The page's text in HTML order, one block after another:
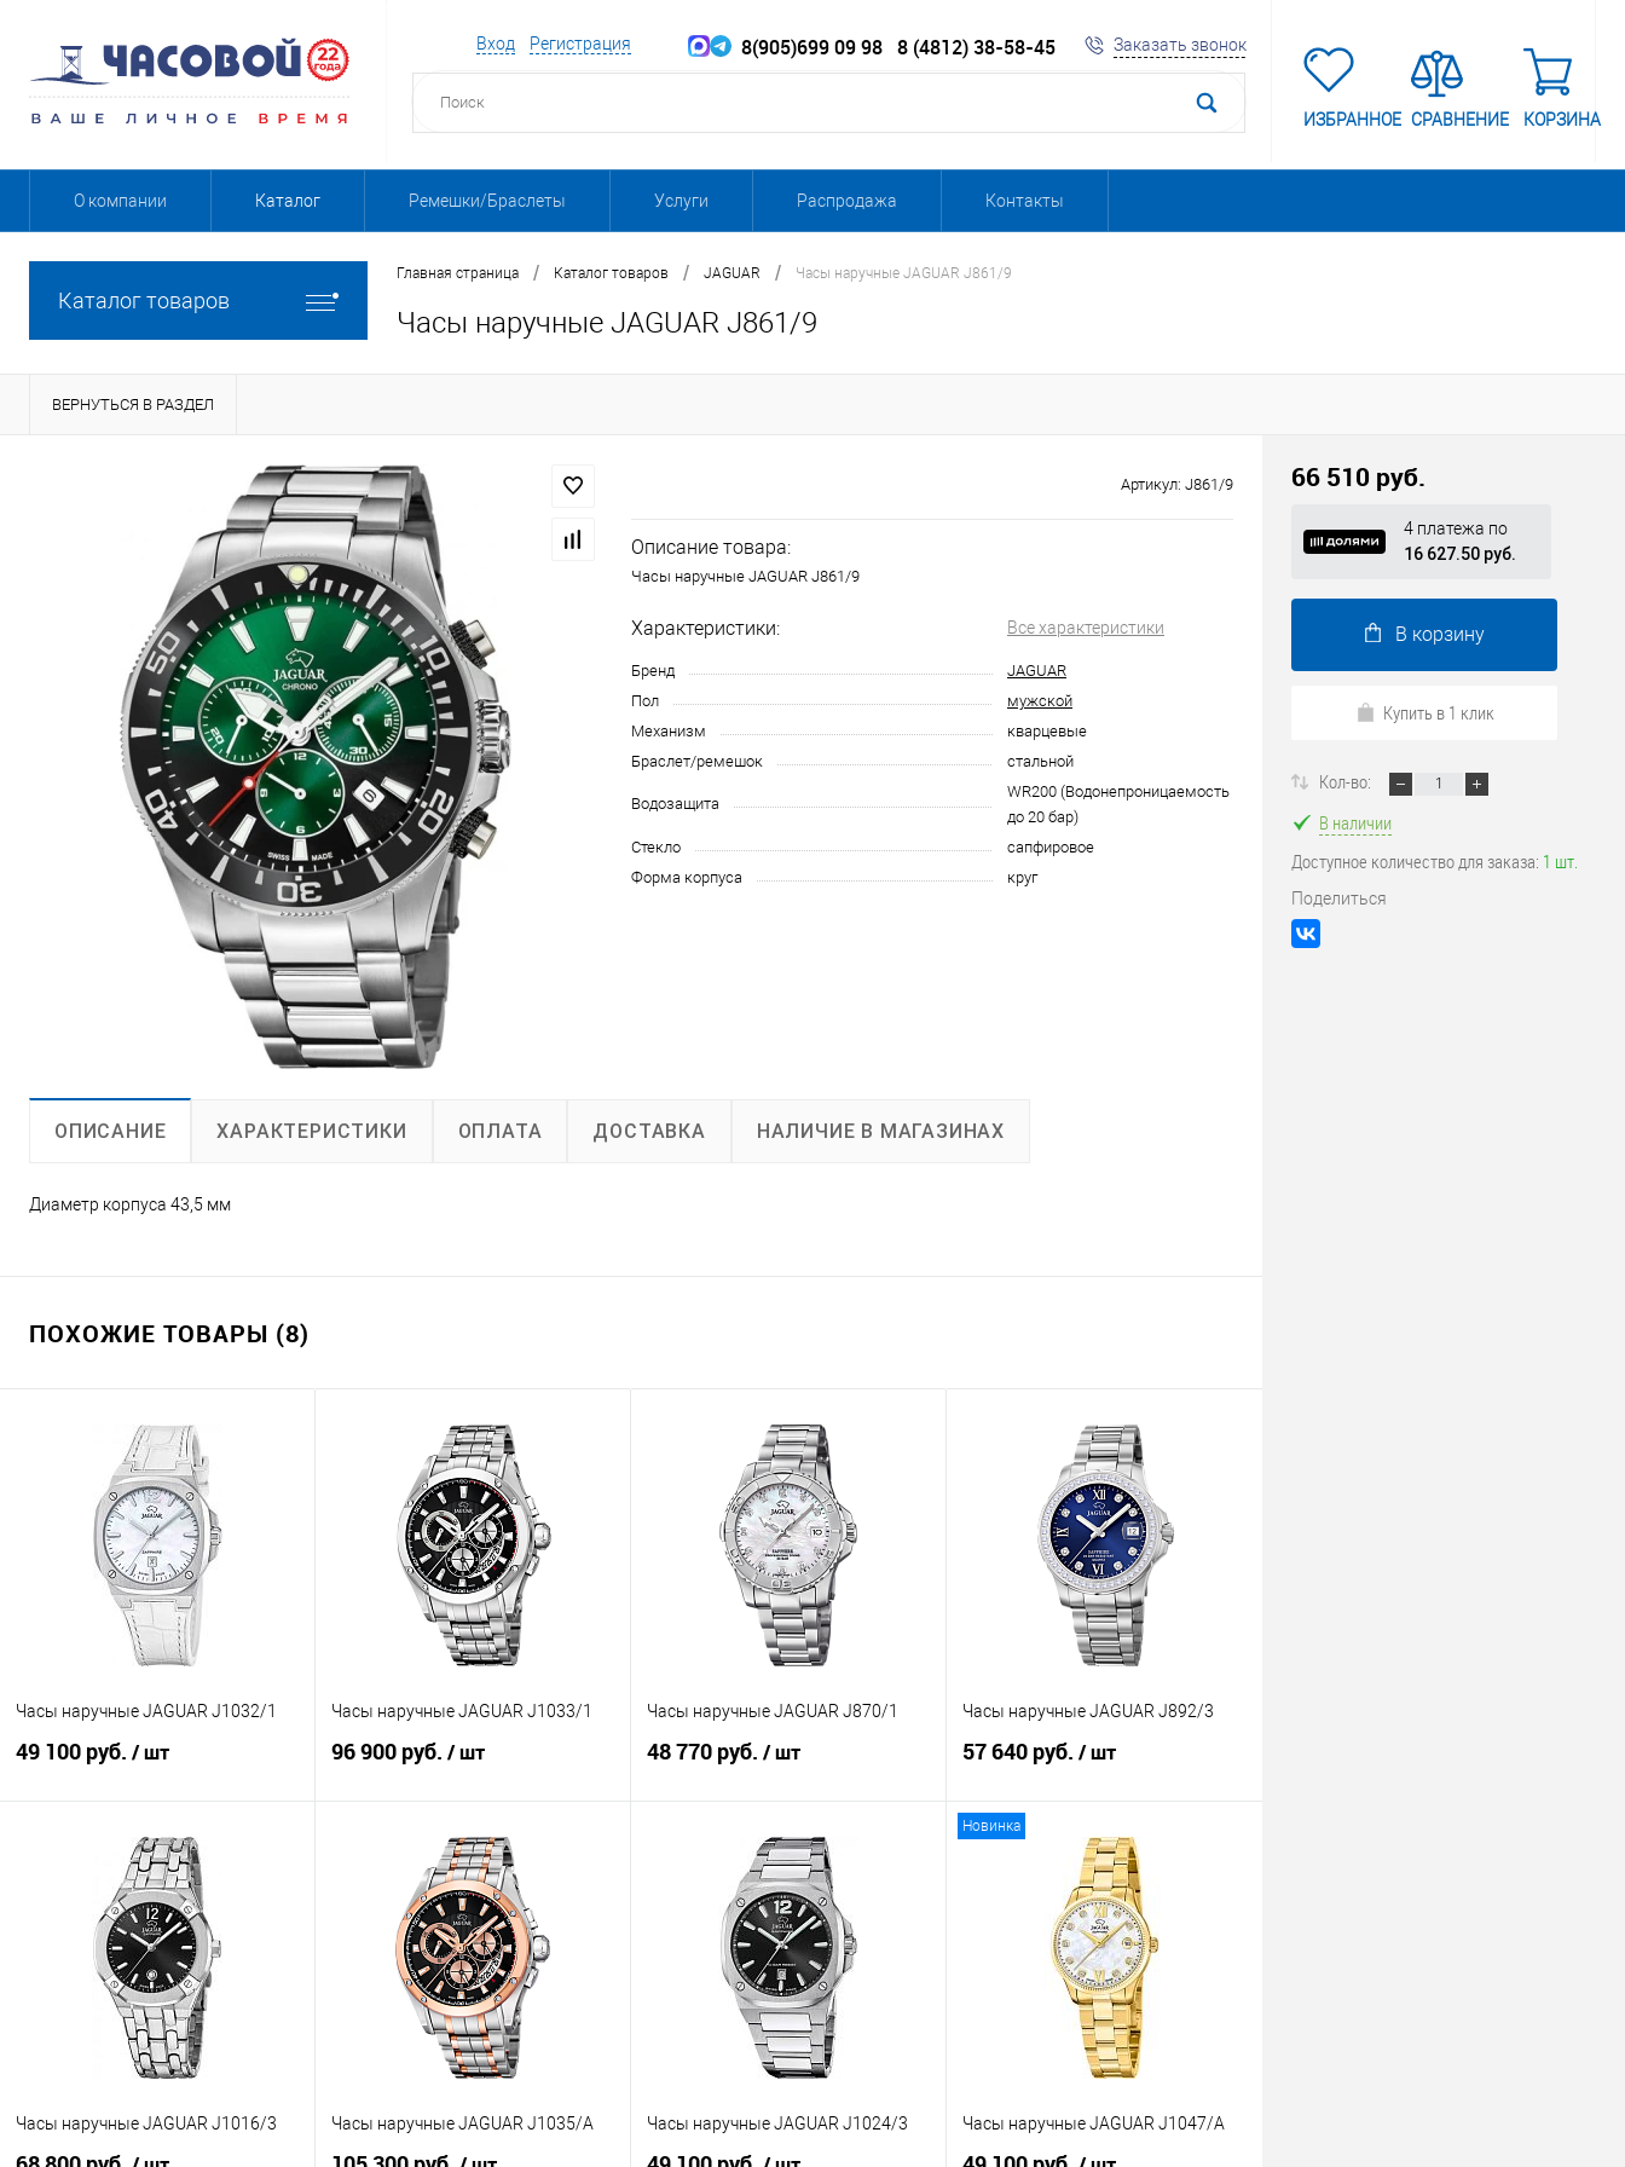
Вход Регистрация 8(905)699 09 98 8 (4812) 38-58-45 Заказать звонок
ИЗБРАННОЕ СРАВНЕНИЕ КОРЗИНА
О компании Каталог Ремешки/Браслеты Услуги Распродажа Контакты
Каталог товаров
Главная страница / Каталог товаров / JAGUAR / Часы наручные JAGUAR J861/9
Часы наручные JAGUAR J861/9
ВЕРНУТЬСЯ В РАЗДЕЛ
Артикул: J861/9
Описание товара:
Часы наручные JAGUAR J861/9
Характеристики: Все характеристики
Бренд
JAGUAR
Пол
мужской
Механизм
кварцевые
Браслет/ремешок
стальной
Водозащита
WR200 (Водонепроницаемость
до 20 бар)
Стекло
сапфировое
Форма корпуса
круг
ОПИСАНИЕ ХАРАКТЕРИСТИКИ ОПЛАТА ДОСТАВКА НАЛИЧИЕ В МАГАЗИНАХ
Диаметр корпуса 43,5 мм
ПОХОЖИЕ ТОВАРЫ (8)
Часы наручные JAGUAR J1032/1
49 100 руб. / шт
В корзину
Купить в 1 клик
К сравнению
В избранное
В наличии
Часы наручные JAGUAR J1033/1
96 900 руб. / шт
В корзину
Купить в 1 клик
К сравнению
В избранное
В наличии
Часы наручные JAGUAR J870/1
48 770 руб. / шт
В корзину
Купить в 1 клик
К сравнению
В избранное
В наличии
Часы наручные JAGUAR J892/3
57 640 руб. / шт
В корзину
Купить в 1 клик
В избранное
В наличии
Часы наручные JAGUAR J1016/3 Часы наручные JAGUAR J1035/A Часы наручные JAGUAR J1024/3
Новинка
Часы наручные JAGUAR J1047/A
66 510 руб.
4 платежа по
16 627.50 руб.
В корзину
Купить в 1 клик
Кол-во:
В наличии
Доступное количество для заказа: 1 шт.
Поделиться